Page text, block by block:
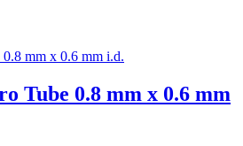
Tube 0.8 mm x 0.6 mm